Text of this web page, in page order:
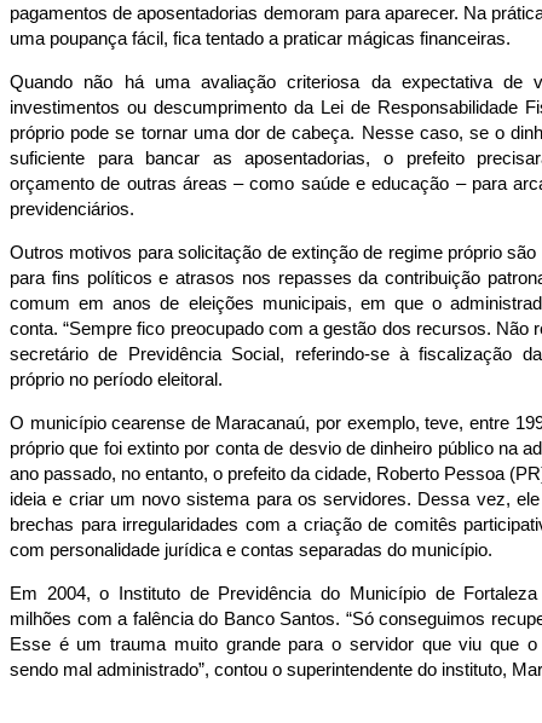
pagamentos de aposentadorias demoram para aparecer. Na
uma poupança fácil, fica tentado a praticar mágicas financeiras.
Quando não há uma avaliação criteriosa da expectativa de
investimentos ou descumprimento da Lei de Responsabilidade
próprio pode se tornar uma dor de cabeça. Nesse caso, se o
suficiente para bancar as aposentadorias, o prefeito
orçamento de outras áreas – como saúde e educação – para
previdenciários.
Outros motivos para solicitação de extinção de regime próprio
para fins políticos e atrasos nos repasses da contribuição
comum em anos de eleições municipais, em que o
conta. “Sempre fico preocupado com a gestão dos recursos. Não
secretário de Previdência Social, referindo-se à fiscalização
próprio no período eleitoral.
O município cearense de Maracanaú, por exemplo, teve, entre
próprio que foi extinto por conta de desvio de dinheiro público na
ano passado, no entanto, o prefeito da cidade, Roberto Pessoa
ideia e criar um novo sistema para os servidores. Dessa vez,
brechas para irregularidades com a criação de comitês
com personalidade jurídica e contas separadas do município.
Em 2004, o Instituto de Previdência do Município de
milhões com a falência do Banco Santos. “Só conseguimos
Esse é um trauma muito grande para o servidor que viu que o
sendo mal administrado”, contou o superintendente do instituto,